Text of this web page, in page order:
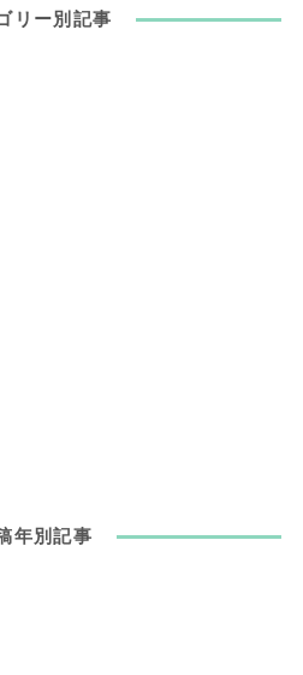
リー別記事
年別記事